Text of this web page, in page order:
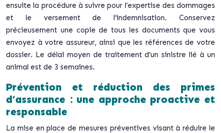
ensuite la procédure à suivre pour l’expertise des dommages
et le versement de l’indemnisation. Conservez
précieusement une copie de tous les documents que vous
envoyez à votre assureur, ainsi que les références de votre
dossier. Le délai moyen de traitement d’un sinistre lié à un
animal est de 3 semaines.
Prévention et réduction des primes
d’assurance : une approche proactive et
responsable
La mise en place de mesures préventives visant à réduire le